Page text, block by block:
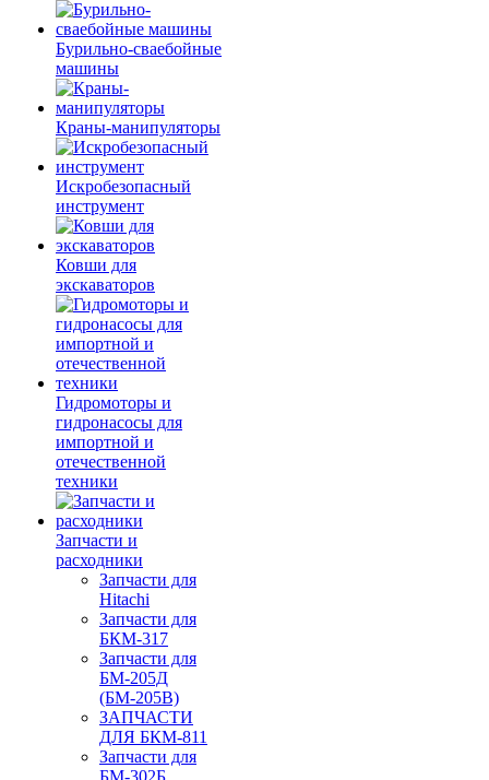
Бурильно-сваебойные
машины
Краны-манипуляторы
Искробезопасный
инструмент
Ковши для
экскаваторов
Гидромоторы и
гидронасосы для
импортной и
отечественной
техники
Запчасти и
расходники
Запчасти для
Hitachi
Запчасти для
БКМ-317
Запчасти для
БМ-205Д
(БМ-205В)
ЗАПЧАСТИ
ДЛЯ БКМ-811
Запчасти для
БМ-302Б